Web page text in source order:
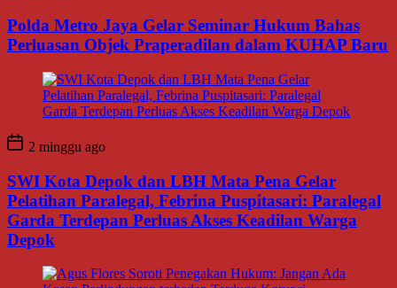
Polda Metro Jaya Gelar Seminar Hukum Bahas
Perluasan Objek Praperadilan dalam KUHAP Baru
2 minggu ago
SWI Kota Depok dan LBH Mata Pena Gelar
Pelatihan Paralegal, Febrina Puspitasari: Paralegal
Garda Terdepan Perluas Akses Keadilan Warga
Depok